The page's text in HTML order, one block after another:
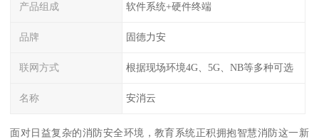
产品组成 软件系统+硬件终端
品牌 固德力安
联网方式 根据现场环境4G、5G、NB等多种可选
名称 安消云
面对日益复杂的消防安全环境，教育系统正积拥抱智慧消防这一新